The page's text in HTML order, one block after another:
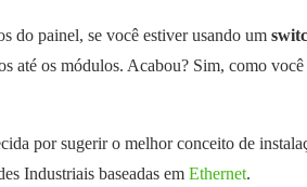
do painel, se você estiver usando um
até os módulos. Acabou? Sim, como
por sugerir o melhor conceito de
Industriais baseadas em Ethernet.